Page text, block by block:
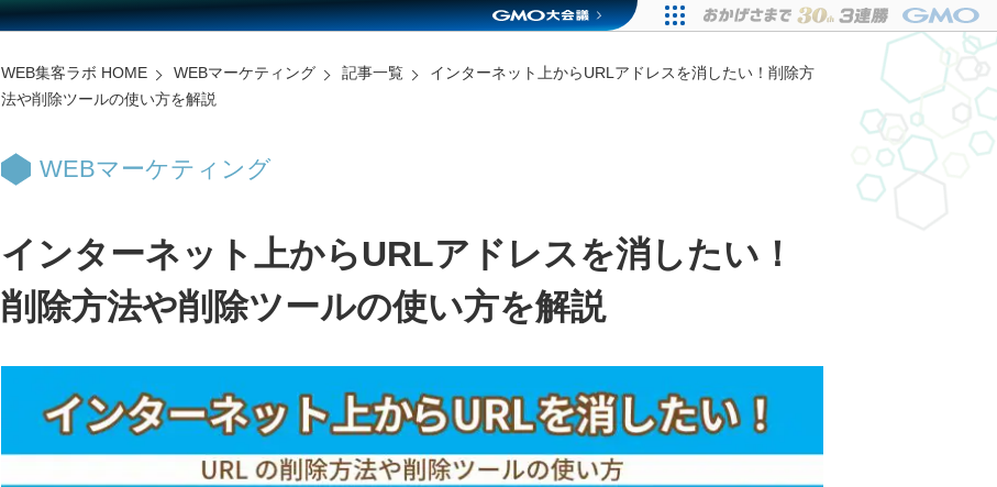
WEB集客ラボ HOME WEBマーケティング 記事一覧
インターネット上からURLアドレスを消したい！削除方
法や削除ツールの使い方を解説
WEBマーケティング
インターネット上からURLアドレスを消したい！
削除方法や削除ツールの使い方を解説